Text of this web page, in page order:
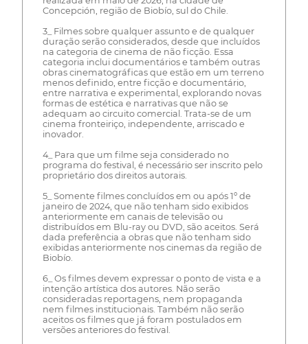
Concepción, região de Biobío, sul do Chile.
3_ Filmes sobre qualquer assunto e de qualquer
duração serão considerados, desde que incluídos
na categoria de cinema de não ficção. Essa
categoria inclui documentários e também outras
obras cinematográficas que estão em um terreno
menos definido, entre ficção e documentário,
entre narrativa e experimental, explorando novas
formas de estética e narrativas que não se
adequam ao circuito comercial. Trata-se de um
cinema fronteiriço, independente, arriscado e
inovador.
4_ Para que um filme seja considerado no
programa do festival, é necessário ser inscrito pelo
proprietário dos direitos autorais.
5_ Somente filmes concluídos em ou após 1º de
janeiro de 2024, que não tenham sido exibidos
anteriormente em canais de televisão ou
distribuídos em Blu-ray ou DVD, são aceitos. Será
dada preferência a obras que não tenham sido
exibidas anteriormente nos cinemas da região de
Biobío.
6_ Os filmes devem expressar o ponto de vista e a
intenção artística dos autores. Não serão
consideradas reportagens, nem propaganda
nem filmes institucionais. Também não serão
aceitos os filmes que já foram postulados em
versões anteriores do festival.